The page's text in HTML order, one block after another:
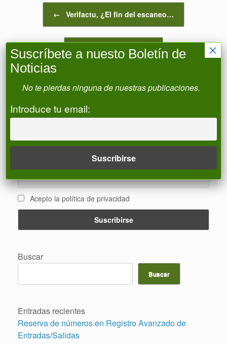
Navegador de artículos
← Verifactu, ¿El fin del escaneo…
Veri*factu-CoReSat →
Nombre
Correo electrónico
Acepto la política de privacidad
Buscar
Buscar
Entradas recientes
Reserva de números en Registro Avanzado de
Entradas/Salidas
Suscríbete a nuesto Boletín de
Noticias
No te pierdas ninguna de nuestras publicaciones.
Introduce tu email:
×